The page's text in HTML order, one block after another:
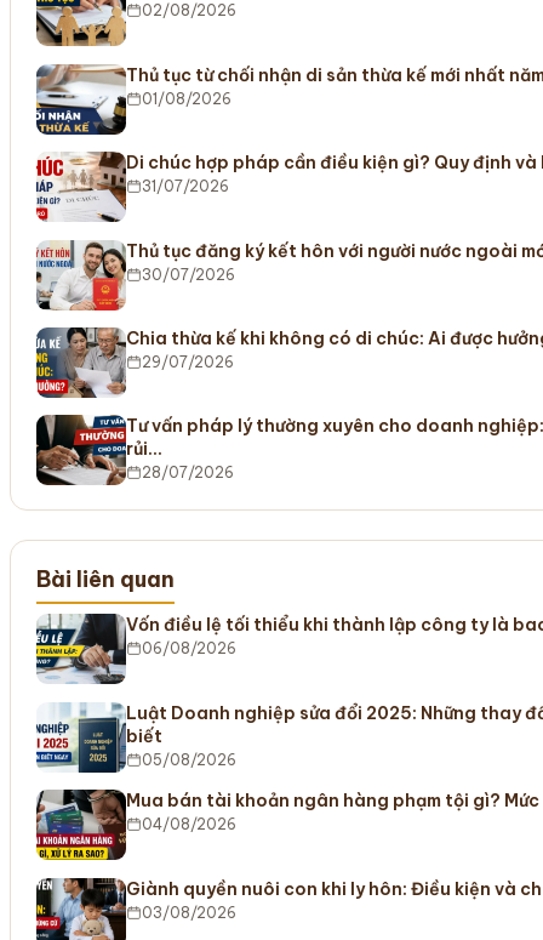
02/08/2026
Thủ tục từ chối nhận di sản thừa kế mới nhất
01/08/2026
Di chúc hợp pháp cần điều kiện gì? Quy định và
31/07/2026
Thủ tục đăng ký kết hôn với người nước ngoài
30/07/2026
Chia thừa kế khi không có di chúc: Ai được
29/07/2026
Tư vấn pháp lý thường xuyên cho doanh
rủi…
28/07/2026
Bài liên quan
Vốn điều lệ tối thiểu khi thành lập công ty là
06/08/2026
Luật Doanh nghiệp sửa đổi 2025: Những thay
biết
05/08/2026
Mua bán tài khoản ngân hàng phạm tội gì?
04/08/2026
Giành quyền nuôi con khi ly hôn: Điều kiện và
03/08/2026